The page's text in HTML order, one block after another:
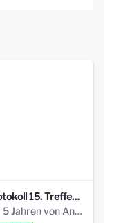
Protokoll 15. Treffen 20161006 AG Bismarckplatz.pdf
vor 5 Jahren von Anni Schlumberger